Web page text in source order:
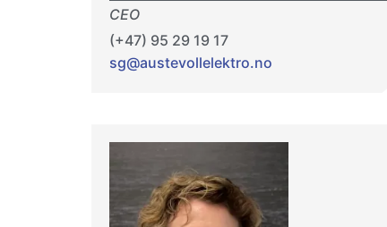
CEO
(+47) 95 29 19 17
sg@austevollelektro.no